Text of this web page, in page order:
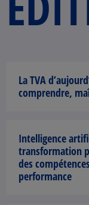
La TVA
comprendre,
Intelligence
transformation
des
performance